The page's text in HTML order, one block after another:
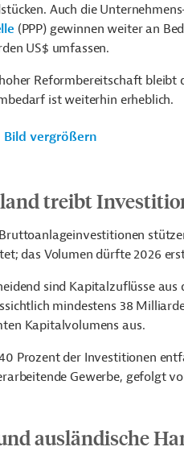
Auch die
(PPP) gewinnen weiter an
US$ umfassen.
Reformbereitschaft bleibt
ist weiterhin erheblich.
Bild vergrößern
treibt
das Volumen dürfte 2026
sind Kapitalzuflüsse
mindestens 38
Kapitalvolumens aus.
Prozent der Investitionen
Gewerbe, gefolgt
ausländische